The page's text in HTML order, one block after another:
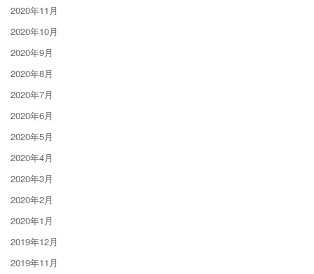
2020年11月
2020年10月
2020年9月
2020年8月
2020年7月
2020年6月
2020年5月
2020年4月
2020年3月
2020年2月
2020年1月
2019年12月
2019年11月